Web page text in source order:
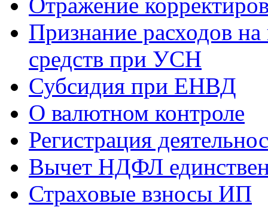
Признание расходов
средств при УСН
Субсидия при ЕНВД
О валютном контроле
Регистрация
Вычет НДФЛ
Страховые взносы ИП